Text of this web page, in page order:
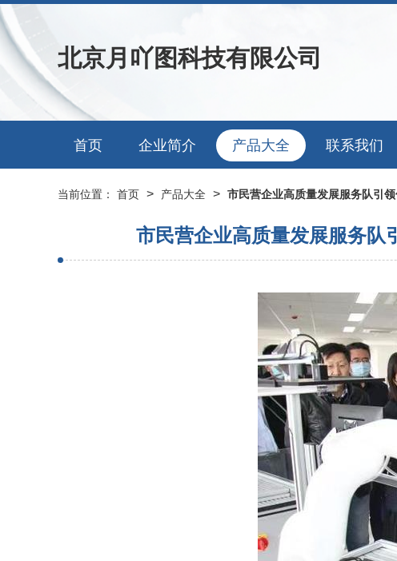
北京月吖图科技有限公司
首页 企业简介 产品大全 联系我们
当前位置： 首页 > 产品大全 > 市民营企业高质量发展服务队引
市民营企业高质量发展服务